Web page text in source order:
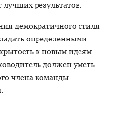
лучших результатов.
демократичного стиля
определенными
к новым идеям
должен уметь
члена команды